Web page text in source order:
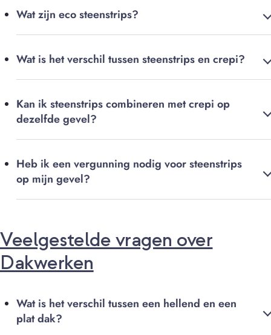
Wat zijn eco steenstrips?
Wat is het verschil tussen steenstrips en crepi?
Kan ik steenstrips combineren met crepi op
dezelfde gevel?
Heb ik een vergunning nodig voor steenstrips
op mijn gevel?
Veelgestelde vragen over
Dakwerken
Wat is het verschil tussen een hellend en een
plat dak?